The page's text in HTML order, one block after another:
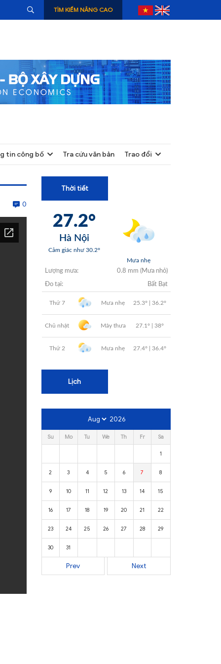
TÌM KIẾM NÂNG CAO
tin công bố Tra cứu văn bản Trao đổi
0
Thời tiết
Lịch
Prev Next
2026
Su Mo Tu We Th Fr Sa
1
2 3 4 5 6 7 8
9 10 11 12 13 14 15
16 17 18 19 20 21 22
23 24 25 26 27 28 29
30 31